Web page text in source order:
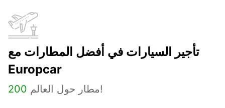
تأجير السيارات في أفضل المطارات مع
Europcar
200 مطار حول العالم!